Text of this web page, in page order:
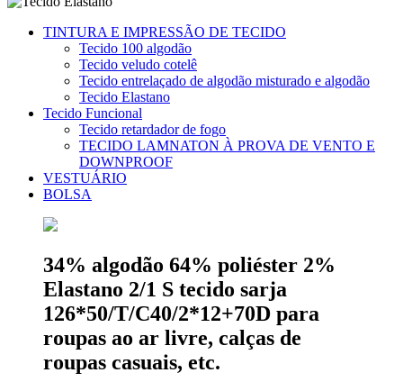
TINTURA E IMPRESSÃO DE TECIDO
Tecido 100 algodão
Tecido veludo cotelê
Tecido entrelaçado de algodão misturado e algodão
Tecido Elastano
Tecido Funcional
Tecido retardador de fogo
TECIDO LAMNATON À PROVA DE VENTO E
DOWNPROOF
VESTUÁRIO
BOLSA
34% algodão 64% poliéster 2%
Elastano 2/1 S tecido sarja
126*50/T/C40/2*12+70D para
roupas ao ar livre, calças de
roupas casuais, etc.